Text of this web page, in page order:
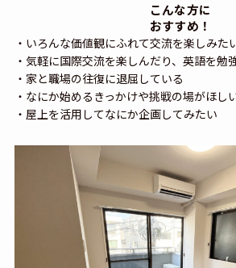
こんな方に
おすすめ！
・いろんな価値観にふれて交流を楽しみた
・気軽に国際交流を楽しんだり、英語を勉
・家と職場の往復に退屈している
・なにか始めるきっかけや挑戦の場がほし
・屋上を活用してなにか企画してみたい